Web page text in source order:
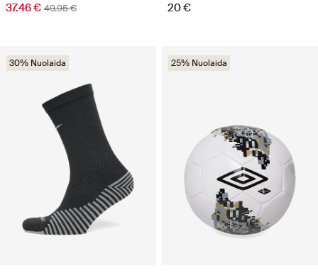
37.46 € 49.95 € 20 €
30% Nuolaida 25% Nuolaida